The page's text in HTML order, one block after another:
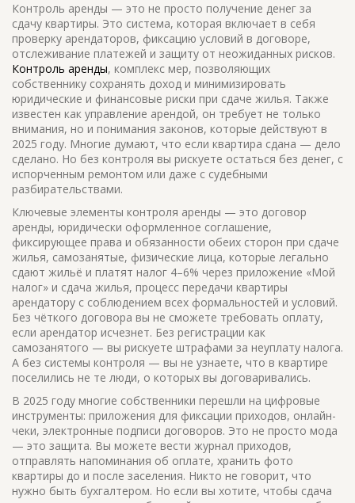
Контроль аренды — это не просто получение денег за
сдачу квартиры. Это система, которая включает в себя
проверку арендаторов, фиксацию условий в договоре,
отслеживание платежей и защиту от неожиданных рисков.
Контроль аренды, комплекс мер, позволяющих
собственнику сохранять доход и минимизировать
юридические и финансовые риски при сдаче жилья. Также
известен как управление арендой, он требует не только
внимания, но и понимания законов, которые действуют в
2025 году. Многие думают, что если квартира сдана — дело
сделано. Но без контроля вы рискуете остаться без денег, с
испорченным ремонтом или даже с судебными
разбирательствами.
Ключевые элементы контроля аренды — это договор
аренды, юридически оформленное соглашение,
фиксирующее права и обязанности обеих сторон при сдаче
жилья, самозанятые, физические лица, которые легально
сдают жильё и платят налог 4–6% через приложение «Мой
налог» и сдача жилья, процесс передачи квартиры
арендатору с соблюдением всех формальностей и условий.
Без чёткого договора вы не сможете требовать оплату,
если арендатор исчезнет. Без регистрации как
самозанятого — вы рискуете штрафами за неуплату налога.
А без системы контроля — вы не узнаете, что в квартире
поселились не те люди, о которых вы договаривались.
В 2025 году многие собственники перешли на цифровые
инструменты: приложения для фиксации приходов, онлайн-
чеки, электронные подписи договоров. Это не просто мода
— это защита. Вы можете вести журнал приходов,
отправлять напоминания об оплате, хранить фото
квартиры до и после заселения. Никто не говорит, что
нужно быть бухгалтером. Но если вы хотите, чтобы сдача